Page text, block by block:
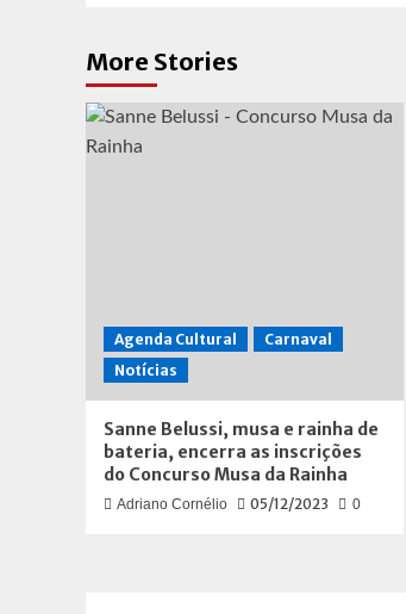
More Stories
Agenda Cultural
Carnaval
Notícias
Sanne Belussi, musa e rainha de
bateria, encerra as inscrições
do Concurso Musa da Rainha
Adriano Cornélio 05/12/2023 0